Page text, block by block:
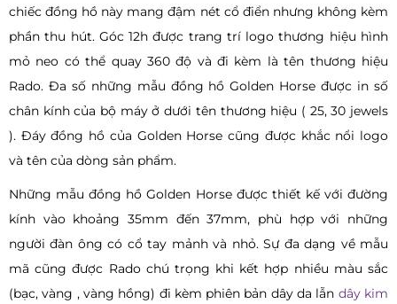
chiếc đồng hồ này mang đậm nét cổ điển nhưng không kèm
phần thu hút. Góc 12h được trang trí logo thương hiệu hình
mỏ neo có thể quay 360 độ và đi kèm là tên thương hiệu
Rado. Đa số những mẫu đồng hồ Golden Horse được in số
chân kính của bộ máy ở dưới tên thương hiệu ( 25, 30 jewels
). Đáy đồng hồ của Golden Horse cũng được khắc nổi logo
và tên của dòng sản phẩm.
Những mẫu đồng hồ Golden Horse được thiết kế với đường
kính vào khoảng 35mm đến 37mm, phù hợp với những
người đàn ông có cổ tay mảnh và nhỏ. Sự đa dạng về mẫu
mã cũng được Rado chú trọng khi kết hợp nhiều màu sắc
(bạc, vàng , vàng hồng) đi kèm phiên bản dây da lẫn dây kim